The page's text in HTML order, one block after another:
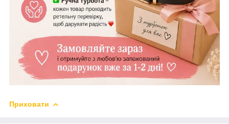
Приховати